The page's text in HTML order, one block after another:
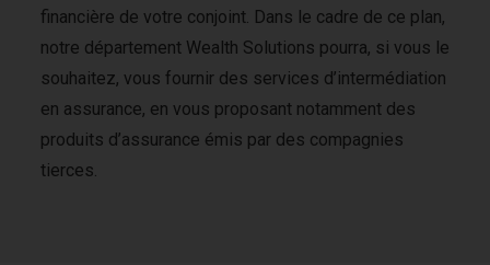
financière de votre conjoint. Dans le cadre de ce plan,
notre département Wealth Solutions pourra, si vous le
souhaitez, vous fournir des services d’intermédiation
en assurance, en vous proposant notamment des
produits d’assurance émis par des compagnies
tierces.